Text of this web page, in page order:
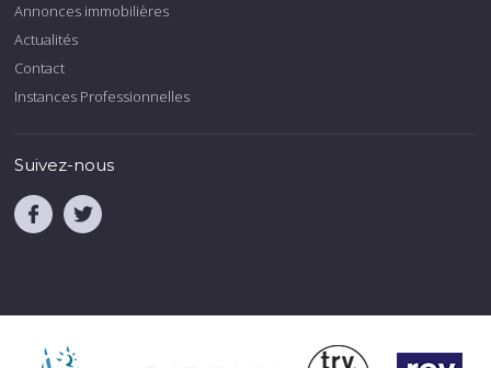
Annonces immobilières
Actualités
Contact
Instances Professionnelles
Suivez-nous
. .